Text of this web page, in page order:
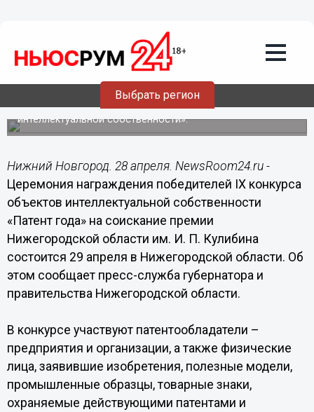
Выбрать регион
Победителей IX конкурса «Патент года»
наградят 29 апреля в Нижегородской
Мероприятие пройдет в рамках XII приволжской научно-
практической конференции «Актуальные вопросы
интеллектуальной собственности».
Нижний Новгород. 28 апреля. NewsRoom24.ru -
Церемония награждения победителей IX конкурса
объектов интеллектуальной собственности
«Патент года» на соискание премии
Нижегородской области им. И. П. Кулибина
состоится 29 апреля в Нижегородской области. Об
этом сообщает пресс-служба губернатора и
правительства Нижегородской области.
В конкурсе участвуют патентообладатели –
предприятия и организации, а также физические
лица, заявившие изобретения, полезные модели,
промышленные образцы, товарные знаки,
охраняемые действующими патентами и